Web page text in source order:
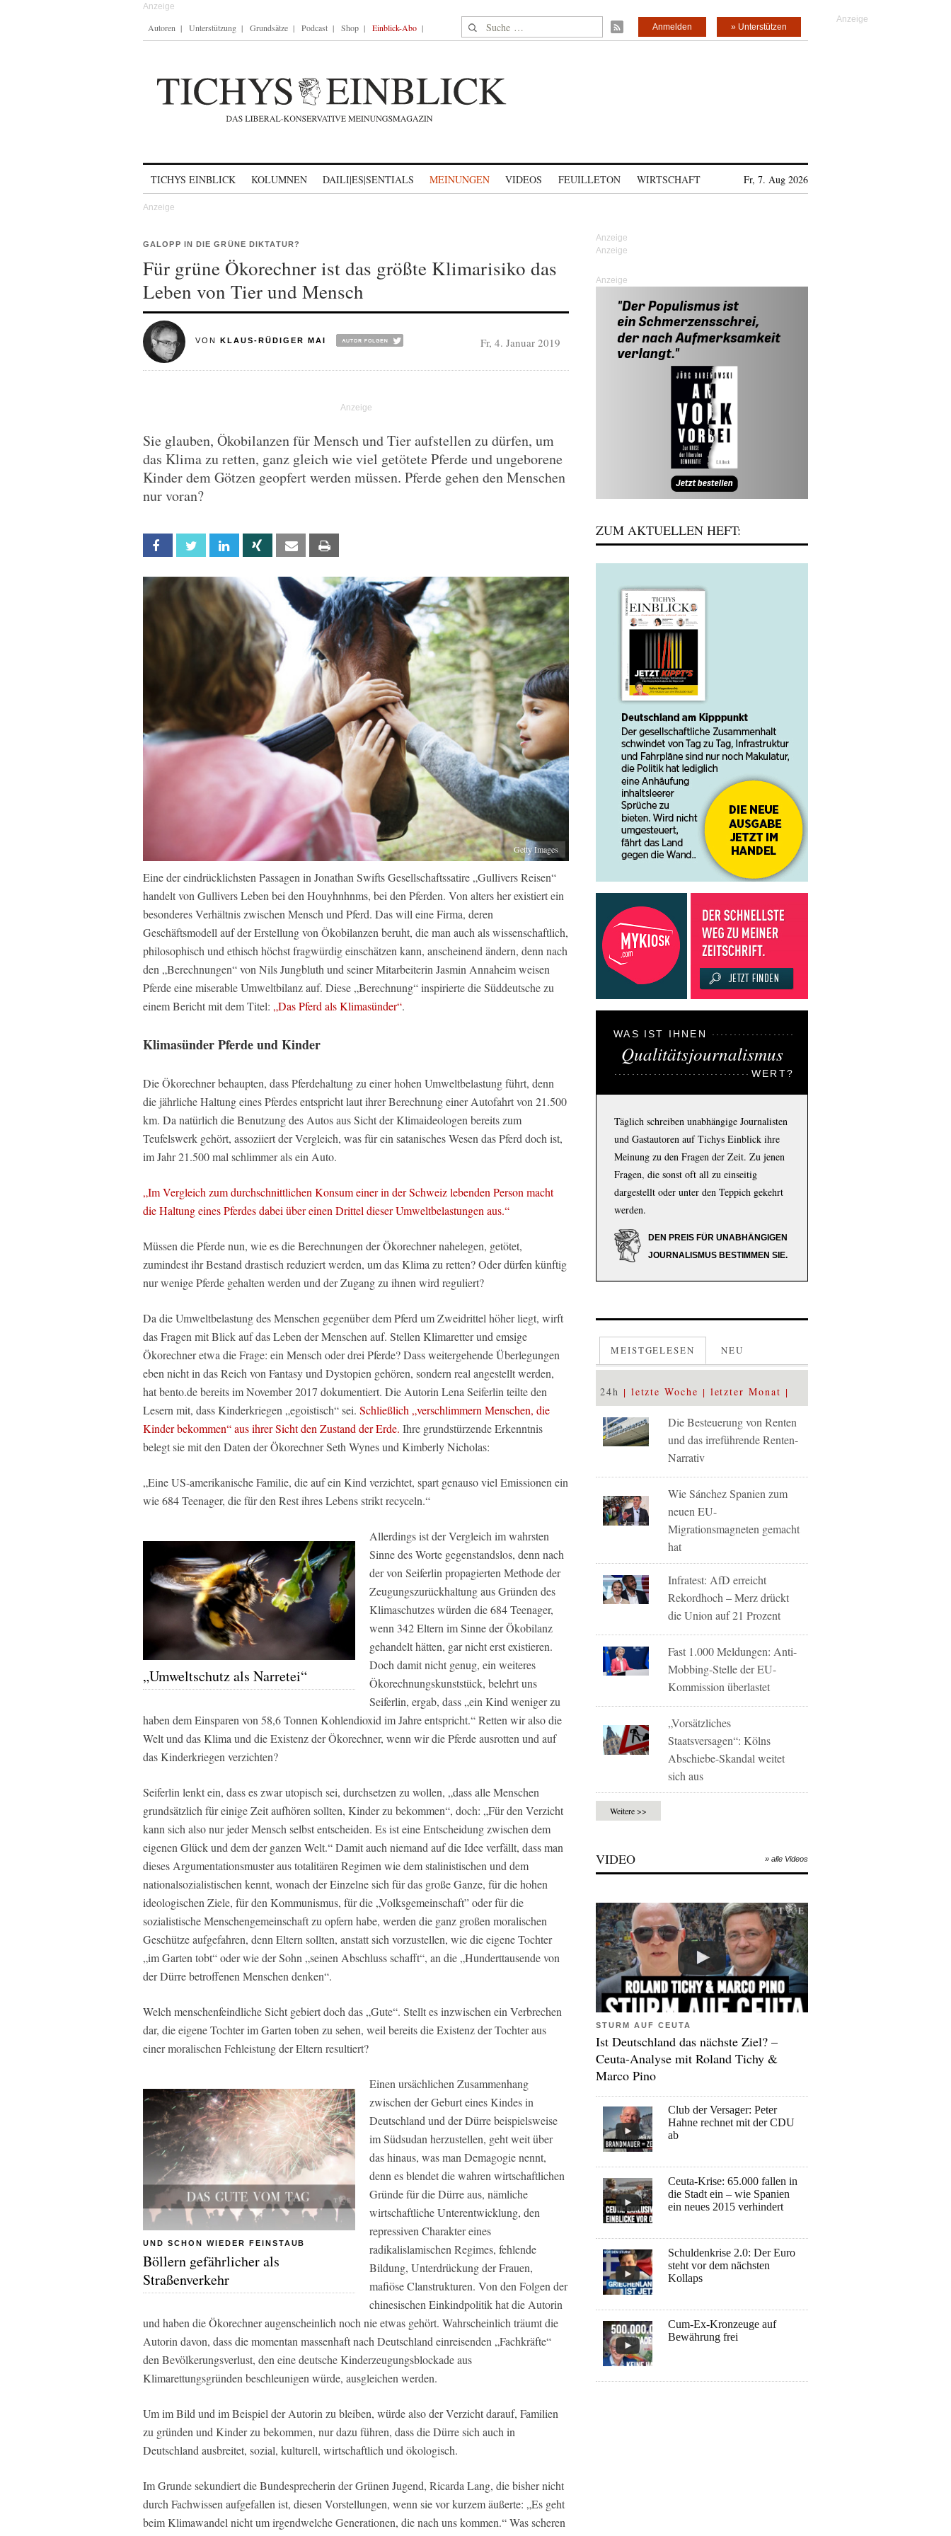
Autoren Unterstützung Grundsätze Podcast Shop Einblick-Abo Suche nach: » Unterstützen
Anmelden
TICHYS EINBLICK KOLUMNEN DAILI|ES|SENTIALS MEINUNGEN VIDEOS FEUILLETON WIRTSCHAFT Fr, 7. Aug 2026
GALOPP IN DIE GRÜNE DIKTATUR?
Für grüne Ökorechner ist das größte Klimarisiko das
Leben von Tier und Mensch
VON KLAUS-RÜDIGER MAI Fr, 4. Januar 2019
Sie glauben, Ökobilanzen für Mensch und Tier aufstellen zu dürfen, um
das Klima zu retten, ganz gleich wie viel getötete Pferde und ungeborene
Kinder dem Götzen geopfert werden müssen. Pferde gehen den Menschen
nur voran?
Facebook Twitter Linkedin Xing Email
Getty Images
Eine der eindrücklichsten Passagen in Jonathan Swifts Gesellschaftssatire „Gullivers Reisen“
handelt von Gullivers Leben bei den Houyhnhnms, bei den Pferden. Von alters her existiert ein
besonderes Verhältnis zwischen Mensch und Pferd. Das will eine Firma, deren
Geschäftsmodell auf der Erstellung von Ökobilanzen beruht, die man auch als wissenschaftlich,
philosophisch und ethisch höchst fragwürdig einschätzen kann, anscheinend ändern, denn nach
den „Berechnungen“ von Nils Jungbluth und seiner Mitarbeiterin Jasmin Annaheim weisen
Pferde eine miserable Umweltbilanz auf. Diese „Berechnung“ inspirierte die Süddeutsche zu
einem Bericht mit dem Titel: „Das Pferd als Klimasünder“.
Klimasünder Pferde und Kinder
Die Ökorechner behaupten, dass Pferdehaltung zu einer hohen Umweltbelastung führt, denn
die jährliche Haltung eines Pferdes entspricht laut ihrer Berechnung einer Autofahrt von 21.500
km. Da natürlich die Benutzung des Autos aus Sicht der Klimaideologen bereits zum
Teufelswerk gehört, assoziiert der Vergleich, was für ein satanisches Wesen das Pferd doch ist,
im Jahr 21.500 mal schlimmer als ein Auto.
„Im Vergleich zum durchschnittlichen Konsum einer in der Schweiz lebenden Person macht
die Haltung eines Pferdes dabei über einen Drittel dieser Umweltbelastungen aus.“
Müssen die Pferde nun, wie es die Berechnungen der Ökorechner nahelegen, getötet,
zumindest ihr Bestand drastisch reduziert werden, um das Klima zu retten? Oder dürfen künftig
nur wenige Pferde gehalten werden und der Zugang zu ihnen wird reguliert?
Da die Umweltbelastung des Menschen gegenüber dem Pferd um Zweidrittel höher liegt, wirft
das Fragen mit Blick auf das Leben der Menschen auf. Stellen Klimaretter und emsige
Ökorechner etwa die Frage: ein Mensch oder drei Pferde? Dass weitergehende Überlegungen
eben nicht in das Reich von Fantasy und Dystopien gehören, sondern real angestellt werden,
hat bento.de bereits im November 2017 dokumentiert. Die Autorin Lena Seiferlin teilte den
Lesern mit, dass Kinderkriegen „egoistisch“ sei. Schließlich „verschlimmern Menschen, die
Kinder bekommen“ aus ihrer Sicht den Zustand der Erde. Ihre grundstürzende Erkenntnis
belegt sie mit den Daten der Ökorechner Seth Wynes und Kimberly Nicholas:
„Eine US-amerikanische Familie, die auf ein Kind verzichtet, spart genauso viel Emissionen ein
wie 684 Teenager, die für den Rest ihres Lebens strikt recyceln.“
„Umweltschutz als Narretei“
Allerdings ist der Vergleich im wahrsten
Sinne des Worte gegenstandslos, denn nach
der von Seiferlin propagierten Methode der
Zeugungszurückhaltung aus Gründen des
Klimaschutzes würden die 684 Teenager,
wenn 342 Eltern im Sinne der Ökobilanz
gehandelt hätten, gar nicht erst existieren.
Doch damit nicht genug, ein weiteres
Ökorechnungskunststück, belehrt uns
Seiferlin, ergab, dass „ein Kind weniger zu
haben dem Einsparen von 58,6 Tonnen Kohlendioxid im Jahre entspricht.“ Retten wir also die
Welt und das Klima und die Existenz der Ökorechner, wenn wir die Pferde ausrotten und auf
das Kinderkriegen verzichten?
Seiferlin lenkt ein, dass es zwar utopisch sei, durchsetzen zu wollen, „dass alle Menschen
grundsätzlich für einige Zeit aufhören sollten, Kinder zu bekommen“, doch: „Für den Verzicht
kann sich also nur jeder Mensch selbst entscheiden. Es ist eine Entscheidung zwischen dem
eigenen Glück und dem der ganzen Welt.“ Damit auch niemand auf die Idee verfällt, dass man
dieses Argumentationsmuster aus totalitären Regimen wie dem stalinistischen und dem
nationalsozialistischen kennt, wonach der Einzelne sich für das große Ganze, für die hohen
ideologischen Ziele, für den Kommunismus, für die „Volksgemeinschaft” oder für die
sozialistische Menschengemeinschaft zu opfern habe, werden die ganz großen moralischen
Geschütze aufgefahren, denn Eltern sollten, anstatt sich vorzustellen, wie die eigene Tochter
„im Garten tobt“ oder wie der Sohn „seinen Abschluss schafft“, an die „Hunderttausende von
der Dürre betroffenen Menschen denken“.
Welch menschenfeindliche Sicht gebiert doch das „Gute“. Stellt es inzwischen ein Verbrechen
dar, die eigene Tochter im Garten toben zu sehen, weil bereits die Existenz der Tochter aus
einer moralischen Fehleistung der Eltern resultiert?
UND SCHON WIEDER FEINSTAUB
Böllern gefährlicher als
Straßenverkehr
Einen ursächlichen Zusammenhang
zwischen der Geburt eines Kindes in
Deutschland und der Dürre beispielsweise
im Südsudan herzustellen, geht weit über
das hinaus, was man Demagogie nennt,
denn es blendet die wahren wirtschaftlichen
Gründe für die Dürre aus, nämliche
wirtschaftliche Unterentwicklung, den
repressiven Charakter eines
radikalislamischen Regimes, fehlende
Bildung, Unterdrückung der Frauen,
mafiöse Clanstrukturen. Von den Folgen der
chinesischen Einkindpolitik hat die Autorin
und haben die Ökorechner augenscheinlich noch nie etwas gehört. Wahrscheinlich träumt die
Autorin davon, dass die momentan massenhaft nach Deutschland einreisenden „Fachkräfte“
den Bevölkerungsverlust, den eine deutsche Kinderzeugungsblockade aus
Klimarettungsgründen beschleunigen würde, ausgleichen werden.
Um im Bild und im Beispiel der Autorin zu bleiben, würde also der Verzicht darauf, Familien
zu gründen und Kinder zu bekommen, nur dazu führen, dass die Dürre sich auch in
Deutschland ausbreitet, sozial, kulturell, wirtschaftlich und ökologisch.
Im Grunde sekundiert die Bundesprecherin der Grünen Jugend, Ricarda Lang, die bisher nicht
durch Fachwissen aufgefallen ist, diesen Vorstellungen, wenn sie vor kurzem äußerte: „Es geht
beim Klimawandel nicht um irgendwelche Generationen, die nach uns kommen.“ Was scheren
Anzeige
ZUM AKTUELLEN HEFT:
WAS IST IHNEN
Qualitätsjournalismus
WERT?
Täglich schreiben unabhängige Journalisten
und Gastautoren auf Tichys Einblick ihre
Meinung zu den Fragen der Zeit. Zu jenen
Fragen, die sonst oft all zu einseitig
dargestellt oder unter den Teppich gekehrt
werden.
DEN PREIS FÜR UNABHÄNGIGEN
JOURNALISMUS BESTIMMEN SIE.
MEISTGELESEN NEU
24h letzte Woche letzter Monat
Die Besteuerung von Renten
und das irreführende Renten-
Narrativ
Wie Sánchez Spanien zum
neuen EU-
Migrationsmagneten gemacht
hat
Infratest: AfD erreicht
Rekordhoch – Merz drückt
die Union auf 21 Prozent
Fast 1.000 Meldungen: Anti-
Mobbing-Stelle der EU-
Kommission überlastet
„Vorsätzliches
Staatsversagen“: Kölns
Abschiebe-Skandal weitet
sich aus
Weitere >>
VIDEO » alle Videos
STURM AUF CEUTA
Ist Deutschland das nächste Ziel? –
Ceuta-Analyse mit Roland Tichy &
Marco Pino
Club der Versager: Peter
Hahne rechnet mit der CDU
ab
Ceuta-Krise: 65.000 fallen in
die Stadt ein – wie Spanien
ein neues 2015 verhindert
Schuldenkrise 2.0: Der Euro
steht vor dem nächsten
Kollaps
Cum-Ex-Kronzeuge auf
Bewährung frei